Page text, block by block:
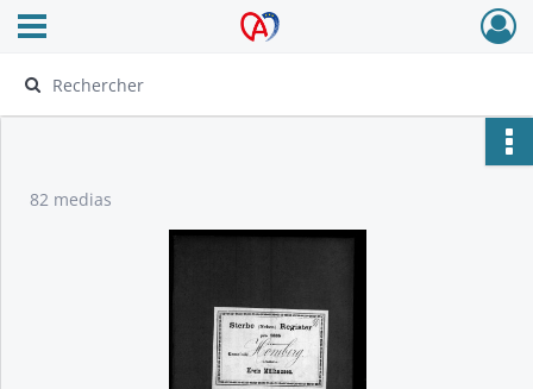
Archives Alsace - Colmar
Ouvrir le menu déroulant
82 medias